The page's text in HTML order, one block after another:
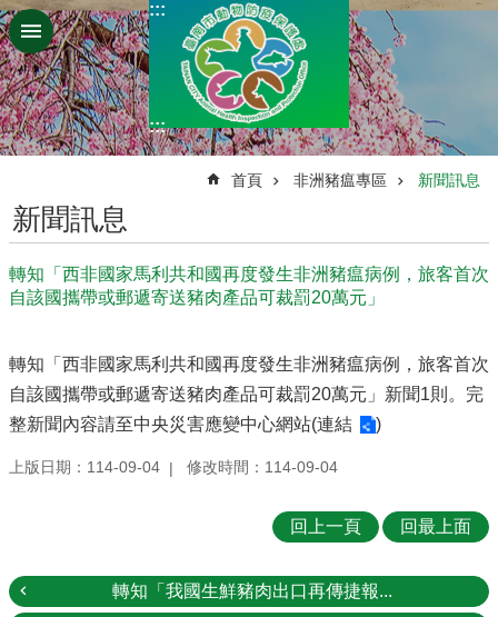
跳到主要內容區塊
:::
:::
首頁 非洲豬瘟專區 新聞訊息
新聞訊息
轉知「西非國家馬利共和國再度發生非洲豬瘟病例，旅客首次
自該國攜帶或郵遞寄送豬肉產品可裁罰20萬元」
轉知「西非國家馬利共和國再度發生非洲豬瘟病例，旅客首次
自該國攜帶或郵遞寄送豬肉產品可裁罰20萬元」新聞1則。完
整新聞內容請至中央災害應變中心網站(連結 )
上版日期：114-09-04 修改時間：114-09-04
回上一頁 回最上面
轉知「我國生鮮豬肉出口再傳捷報...